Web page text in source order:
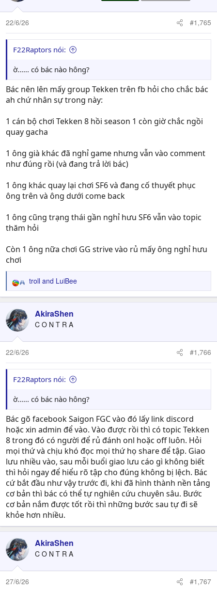
22/6/26 #1,765
F22Raptors nói:
ờ...... có bác nào hông?
Bác nên lên mấy group Tekken trên fb hỏi cho chắc bác
ah chứ nhân sự trong này:
1 cán bộ chơi Tekken 8 hồi season 1 còn giờ chắc ngồi
quay gacha
1 ông già khác đã nghỉ game nhưng vẫn vào comment
như đúng rồi (và đang trả lời bác)
1 ông khác quay lại chơi SF6 và đang cố thuyết phục
ông trên và ông dưới come back
1 ông cũng trạng thái gần nghỉ hưu SF6 vẫn vào topic
thăm hỏi
Còn 1 ông nữa chơi GG strive vào rủ mấy ông nghỉ hưu
chơi
R
e
c
t
i
o
n
:
troll and LuiBee
AkiraShen
C O N T R A
22/6/26 #1,766
F22Raptors nói:
ờ...... có bác nào hông?
Bác gõ facebook Saigon FGC vào đó lấy link discord
hoặc xin admin để vào. Vào được rồi thì có topic Tekken
8 trong đó có người để rủ đánh onl hoặc off luôn. Hỏi
mọi thứ và chịu khó đọc mọi thứ họ share để tập. Giao
lưu nhiều vào, sau mỗi buổi giao lưu cáo gì không biết
thì hỏi ngay để hiểu rõ tập cho đúng không bị lệch. Bác
cứ bắt đầu như vậy trước đi, khi đã hình thành nền tảng
cơ bản thì bác có thể tự nghiên cứu chuyên sâu. Bước
cơ bản nắm được tốt rồi thì những bước sau tự đi sẽ
khỏe hơn nhiều.
AkiraShen
C O N T R A
27/6/26 #1,767